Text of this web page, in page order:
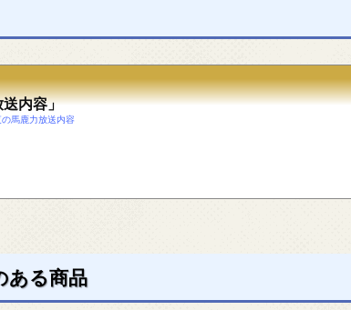
送内容」
馬鹿力放送内容
ある商品